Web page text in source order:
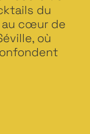
du
au cœur de
où